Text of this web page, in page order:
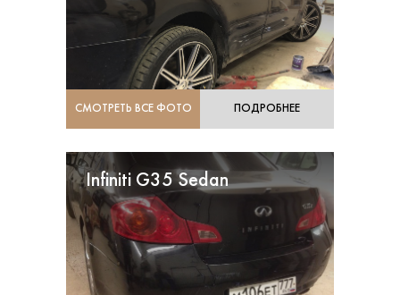
СМОТРЕТЬ ВСЕ ФОТО ПОДРОБНЕЕ
Infiniti G35 Sedan